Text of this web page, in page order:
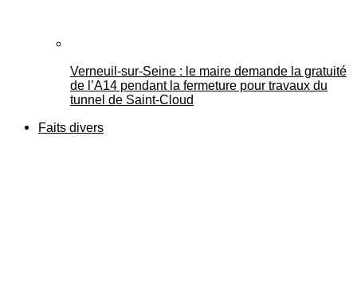
Verneuil-sur-Seine : le maire demande la gratuité
de l’A14 pendant la fermeture pour travaux du
tunnel de Saint-Cloud
Faits divers